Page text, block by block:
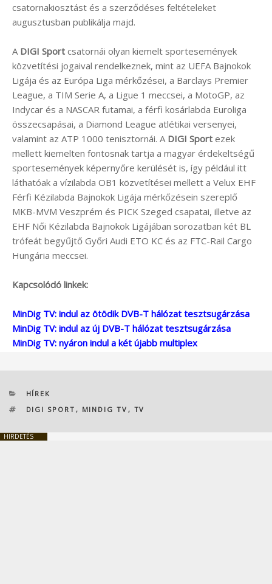
csatornakiosztást és a szerződéses feltételeket
augusztusban publikálja majd.
A DIGI Sport csatornái olyan kiemelt sportesemények
közvetítési jogaival rendelkeznek, mint az UEFA Bajnokok
Ligája és az Európa Liga mérkőzései, a Barclays Premier
League, a TIM Serie A, a Ligue 1 meccsei, a MotoGP, az
Indycar és a NASCAR futamai, a férfi kosárlabda Euroliga
összecsapásai, a Diamond League atlétikai versenyei,
valamint az ATP 1000 tenisztornái. A DIGI Sport ezek
mellett kiemelten fontosnak tartja a magyar érdekeltségű
sportesemények képernyőre kerülését is, így például itt
láthatóak a vízilabda OB1 közvetítései mellett a Velux EHF
Férfi Kézilabda Bajnokok Ligája mérkőzésein szereplő
MKB-MVM Veszprém és PICK Szeged csapatai, illetve az
EHF Női Kézilabda Bajnokok Ligájában sorozatban két BL
trófeát begyűjtő Győri Audi ETO KC és az FTC-Rail Cargo
Hungária meccsei.
Kapcsolódó linkek:
MinDig TV: indul az ötödik DVB-T hálózat tesztsugárzása
MinDig TV: indul az új DVB-T hálózat tesztsugárzása
MinDig TV: nyáron indul a két újabb multiplex
KATEGÓRIÁK
HÍREK
CÍMKÉK
DIGI SPORT , MINDIG TV , TV
HIRDETÉS